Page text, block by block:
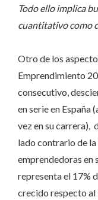
Todo ello implica
cuantitativo como
Otro de los
Emprendimiento
consecutivo,
en serie en España
vez en su carrera),
lado contrario de la
emprendedoras en
representa el 17%
crecido respecto al